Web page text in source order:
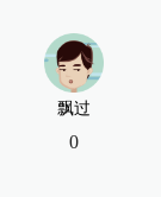
飘过
0